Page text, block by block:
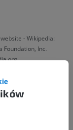
- Wikipedia:
Foundation, Inc.